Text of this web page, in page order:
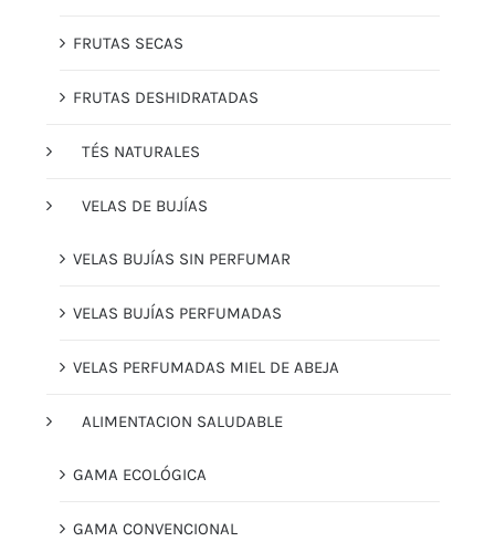
FRUTAS SECAS
FRUTAS DESHIDRATADAS
TÉS NATURALES
VELAS DE BUJÍAS
VELAS BUJÍAS SIN PERFUMAR
VELAS BUJÍAS PERFUMADAS
VELAS PERFUMADAS MIEL DE ABEJA
ALIMENTACION SALUDABLE
GAMA ECOLÓGICA
GAMA CONVENCIONAL